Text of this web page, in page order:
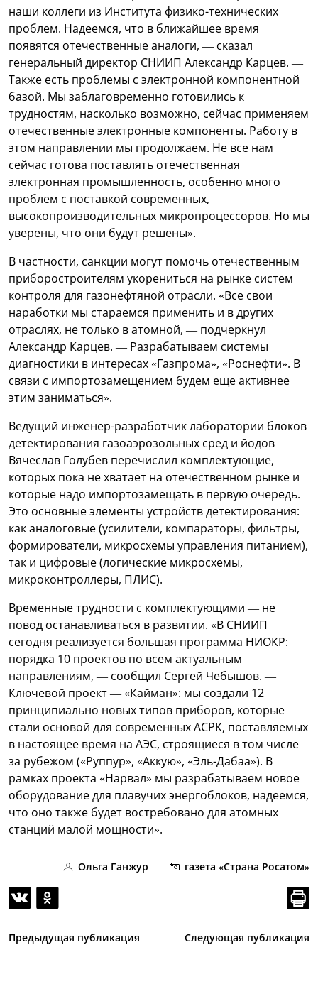
наши коллеги из Института физико-технических
проблем. Надеемся, что в ближайшее время
появятся отечественные аналоги, — сказал
генеральный директор СНИИП Александр Карцев. —
Также есть проблемы с электронной компонентной
базой. Мы заблаговременно готовились к
трудностям, насколько возможно, сейчас применяем
отечественные электронные компоненты. Работу в
этом направлении мы продолжаем. Не все нам
сейчас готова поставлять отечественная
электронная промышленность, особенно много
проблем с поставкой современных,
высокопроизводительных микропроцессоров. Но мы
уверены, что они будут решены».
В частности, санкции могут помочь отечественным
приборостроителям укорениться на рынке систем
контроля для газонефтяной отрасли. «Все свои
наработки мы стараемся применить и в других
отраслях, не только в атомной, — подчеркнул
Александр Карцев. — Разрабатываем системы
диагностики в интересах «Газпрома», «Роснефти». В
связи с импортозамещением будем еще активнее
этим заниматься».
Ведущий инженер-разработчик лаборатории блоков
детектирования газоаэрозольных сред и йодов
Вячеслав Голубев перечислил комплектующие,
которых пока не хватает на отечественном рынке и
которые надо импортозамещать в первую очередь.
Это основные элементы устройств детектирования:
как аналоговые (усилители, компараторы, фильтры,
формирователи, микросхемы управления питанием),
так и цифровые (логические микросхемы,
микроконтроллеры, ПЛИС).
Временные трудности с комплектующими — не
повод останавливаться в развитии. «В СНИИП
сегодня реализуется большая программа НИОКР:
порядка 10 проектов по всем актуальным
направлениям, — сообщил Сергей Чебышов. —
Ключевой проект — «Кайман»: мы создали 12
принципиально новых типов приборов, которые
стали основой для современных АСРК, поставляемых
в настоящее время на АЭС, строящиеся в том числе
за рубежом («Руппур», «Аккую», «Эль-Дабаа»). В
рамках проекта «Нарвал» мы разрабатываем новое
оборудование для плавучих энергоблоков, надеемся,
что оно также будет востребовано для атомных
станций малой мощности».
Ольга Ганжур газета «Страна Росатом»
Предыдущая публикация Следующая публикация